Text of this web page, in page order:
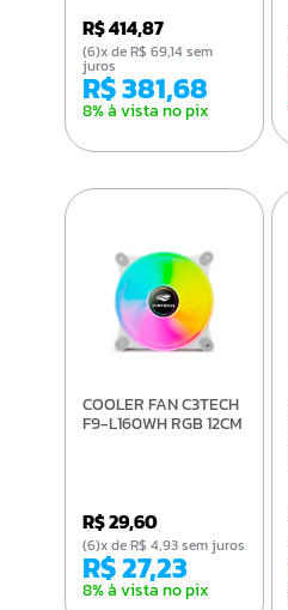
R$ 414,87
R$ 381,68
8% à vista no pix
(6)x de R$ 69,14 sem
juros
COOLER FAN C3TECH
F9-L160WH RGB 12CM
R$ 29,60
R$ 27,23
8% à vista no pix
(6)x de R$ 4,93 sem juros